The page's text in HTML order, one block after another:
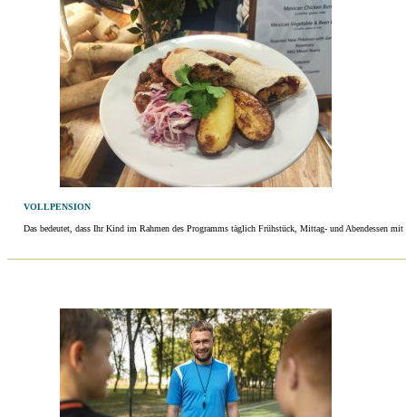
VOLLPENSION
Das bedeutet, dass Ihr Kind im Rahmen des Programms täglich Frühstück, Mittag- und Abendessen mit